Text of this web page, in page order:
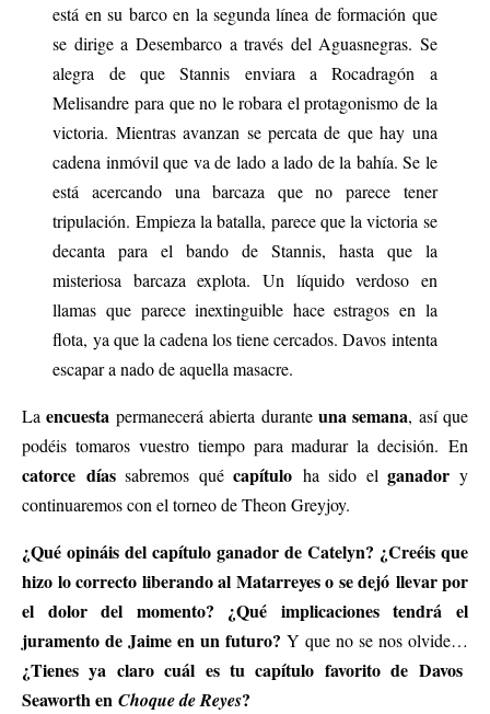
está en su barco en la segunda línea de formación que
se dirige a Desembarco a través del Aguasnegras. Se
alegra de que Stannis enviara a Rocadragón a
Melisandre para que no le robara el protagonismo de la
victoria. Mientras avanzan se percata de que hay una
cadena inmóvil que va de lado a lado de la bahía. Se le
está acercando una barcaza que no parece tener
tripulación. Empieza la batalla, parece que la victoria se
decanta para el bando de Stannis, hasta que la
misteriosa barcaza explota. Un líquido verdoso en
llamas que parece inextinguible hace estragos en la
flota, ya que la cadena los tiene cercados. Davos intenta
escapar a nado de aquella masacre.
Laencuesta permanecerá abierta durante una semana, así que
podéis tomaros vuestro tiempo para madurar la decisión. En
catorce díassabremos quécapítulo ha sido elganador y
continuaremos con el torneo de Theon Greyjoy.
¿Qué opináis del capítulo ganador de Catelyn? ¿Creéis que
hizo lo correcto liberando al Matarreyes o se dejó llevar por
el dolor del momento? ¿Qué implicaciones tendrá el
juramento de Jaime en un futuro?Y que no se nos olvide…
¿Tienes ya claro cuál es tu capítulo favorito de Davos
Seaworth en Choque de Reyes?